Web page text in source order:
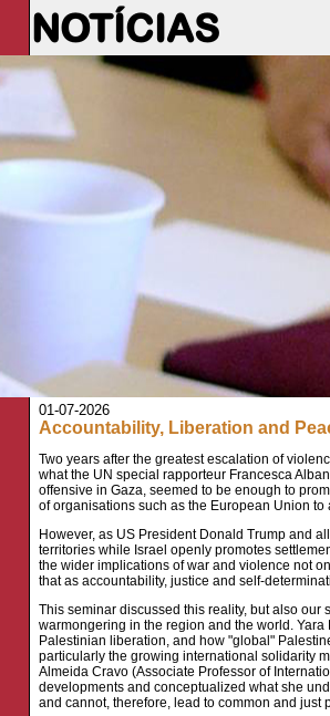
NOTÍCIAS
01-07-2026
Accountability, Liberation and
Two years after the greatest escalation of
what the UN special rapporteur Francesca
offensive in Gaza, seemed to be enough to
of organisations such as the European Union
However, as US President Donald Trump and
territories while Israel openly promotes
the wider implications of war and violence not
that as accountability, justice and self-
This seminar discussed this reality, but also
warmongering in the region and the world.
Palestinian liberation, and how "global"
particularly the growing international solidarity
Almeida Cravo (Associate Professor of
developments and conceptualized what she
and cannot, therefore, lead to common and